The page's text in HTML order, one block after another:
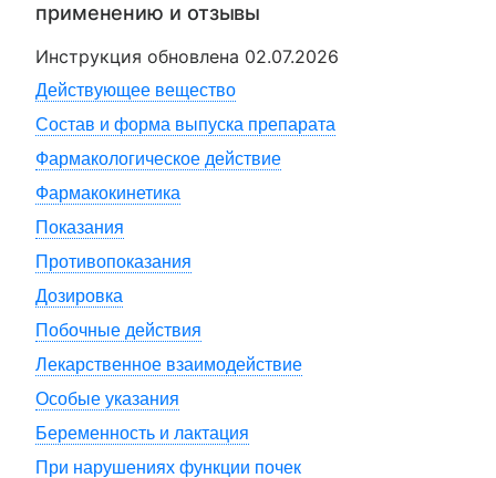
применению и отзывы
Инструкция обновлена 02.07.2026
Действующее вещество
Состав и форма выпуска препарата
Фармакологическое действие
Фармакокинетика
Показания
Противопоказания
Дозировка
Побочные действия
Лекарственное взаимодействие
Особые указания
Беременность и лактация
При нарушениях функции почек